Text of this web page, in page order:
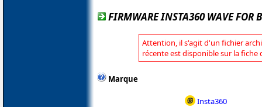
FIRMWARE INSTA360 WAVE FOR
Attention, il s'agit d'un fichier
récente est disponible sur la fiche
Marque
Insta360